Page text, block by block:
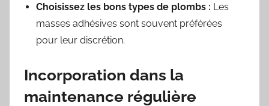
Choisissez les bons types de plombs : Les
masses adhésives sont souvent préférées
pour leur discrétion.
Incorporation dans la
maintenance régulière